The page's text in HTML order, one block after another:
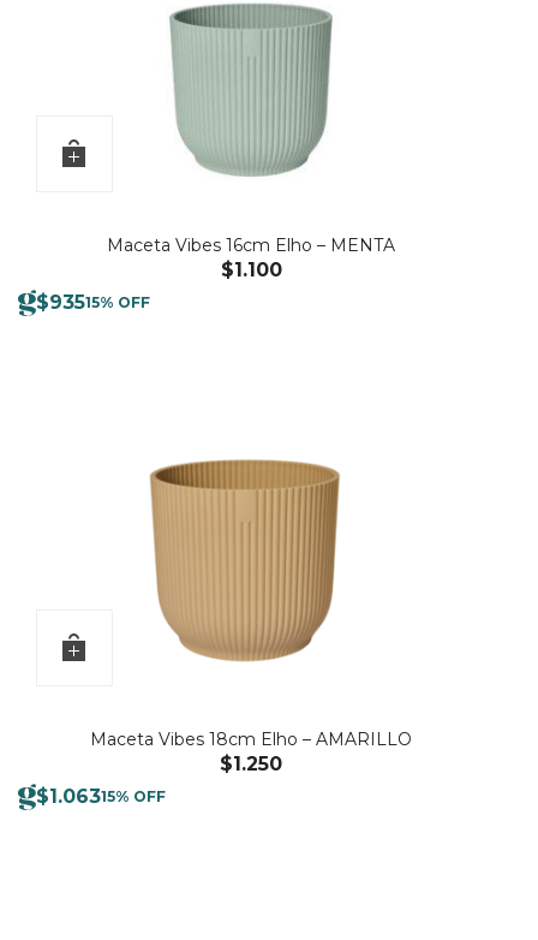
Maceta Vibes 16cm Elho – MENTA
$1.100
$93515% OFF
Maceta Vibes 18cm Elho – AMARILLO
$1.250
$1.06315% OFF